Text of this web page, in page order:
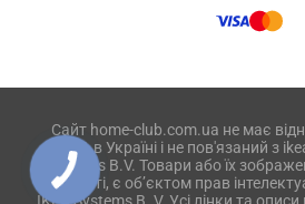
Сайт home-club.com.ua не має
IKEA в Україні і не пов'язаний з
Systems B.V. Товари або їх
веб-сайті, є об’єктом прав